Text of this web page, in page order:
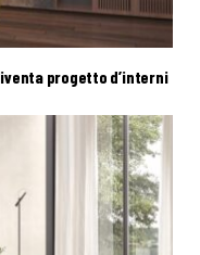
progetto d’interni